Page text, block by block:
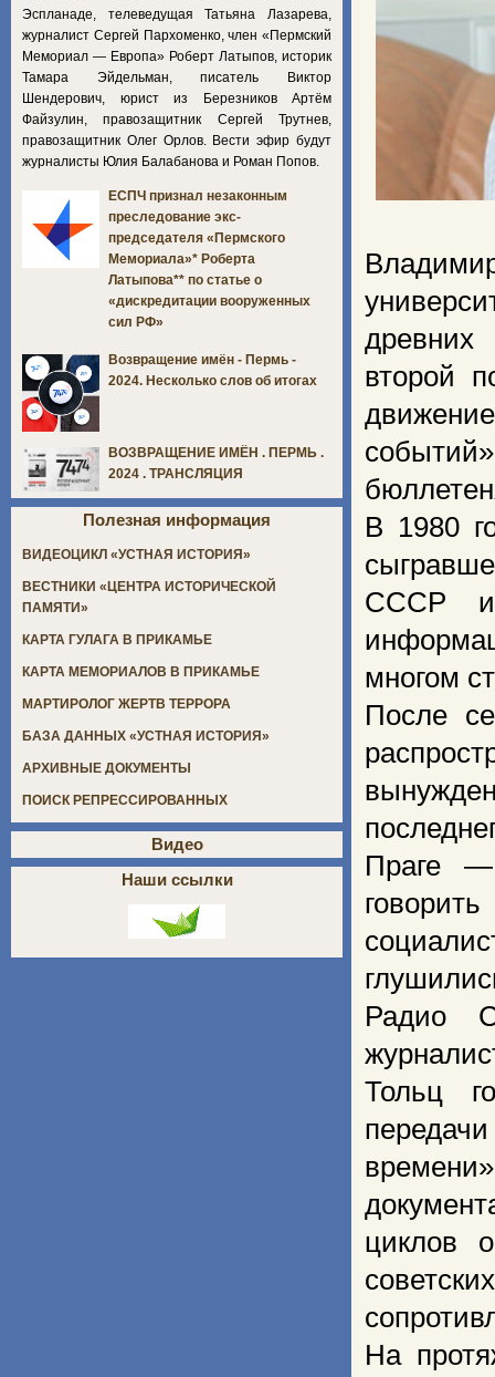
древних
второй
В 1980
СССР и
многом
После
Праге —
Радио
Тольц
циклов
На
Эспланаде, телеведущая Татьяна Лазарева,
журналист Сергей Пархоменко, член «Пермский
Мемориал — Европа» Роберт Латыпов, историк
Тамара Эйдельман, писатель Виктор
Шендерович, юрист из Березников Артём
Файзулин, правозащитник Сергей Трутнев,
правозащитник Олег Орлов. Вести эфир будут
журналисты Юлия Балабанова и Роман Попов.
ЕСПЧ признал незаконным
преследование экс-
председателя «Пермского
Мемориала»* Роберта
Латыпова** по статье о
«дискредитации вооруженных
сил РФ»
Возвращение имён - Пермь -
2024. Несколько слов об итогах
ВОЗВРАЩЕНИЕ ИМЁН . ПЕРМЬ .
2024 . ТРАНСЛЯЦИЯ
Полезная информация
ВИДЕОЦИКЛ «УСТНАЯ ИСТОРИЯ»
ВЕСТНИКИ «ЦЕНТРА ИСТОРИЧЕСКОЙ
ПАМЯТИ»
КАРТА ГУЛАГА В ПРИКАМЬЕ
КАРТА МЕМОРИАЛОВ В ПРИКАМЬЕ
МАРТИРОЛОГ ЖЕРТВ ТЕРРОРА
БАЗА ДАННЫХ «УСТНАЯ ИСТОРИЯ»
АРХИВНЫЕ ДОКУМЕНТЫ
ПОИСК РЕПРЕССИРОВАННЫХ
Видео
Наши ссылки